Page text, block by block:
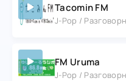
Tacomin FM
J-Pop /
FM Uruma
J-Pop /